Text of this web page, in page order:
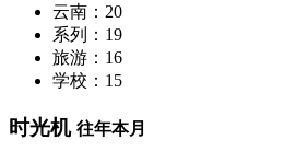
云南：20
系列：19
旅游：16
学校：15
时光机 往年本月